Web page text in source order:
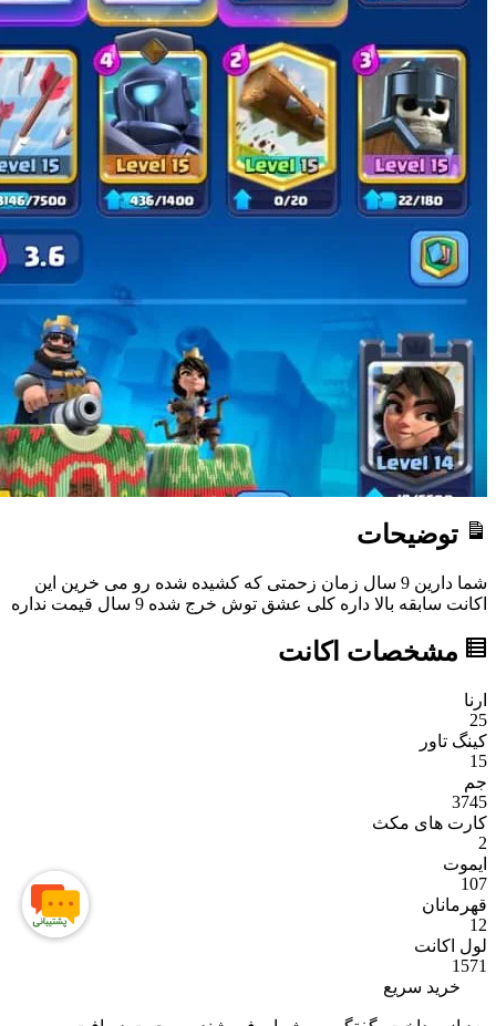
توضیحات
شما دارین 9 سال زمان زحمتی که کشیده شده رو می خرین این
اکانت سابقه بالا داره کلی عشق توش خرج شده 9 سال قیمت نداره
مشخصات اکانت
ارنا
25
کینگ تاور
15
جم
3745
کارت های مکث
2
ایموت
107
قهرمانان
12
لول اکانت
1571
خرید سریع